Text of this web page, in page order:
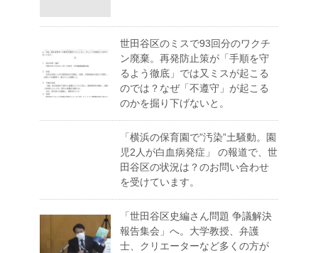
世田谷区のミスで93回分のワクチ
ン廃棄。再発防止策が「手順を守
るよう徹底」では又ミスが起こる
のでは？なぜ「不遵守」が起こる
のかを掘り下げないと。
「横浜の保育園で”汚染”土騒動。園
児2人が白血病発症」 の報道で、世
田谷区の状況は？のお問い合わせ
を受けています。
「世田谷区史編さん問題 争議解決
報告集会」へ。大学教授、弁護
士、クリエーターなど多くの方が